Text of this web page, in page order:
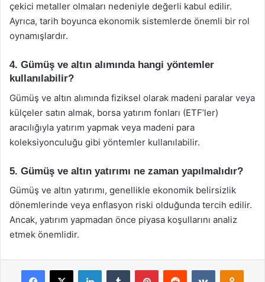
çekici metaller olmaları nedeniyle değerli kabul edilir.
Ayrıca, tarih boyunca ekonomik sistemlerde önemli bir rol
oynamışlardır.
4. Gümüş ve altın alımında hangi yöntemler
kullanılabilir?
Gümüş ve altın alımında fiziksel olarak madeni paralar veya
külçeler satın almak, borsa yatırım fonları (ETF’ler)
aracılığıyla yatırım yapmak veya madeni para
koleksiyonculuğu gibi yöntemler kullanılabilir.
5. Gümüş ve altın yatırımı ne zaman yapılmalıdır?
Gümüş ve altın yatırımı, genellikle ekonomik belirsizlik
dönemlerinde veya enflasyon riski olduğunda tercih edilir.
Ancak, yatırım yapmadan önce piyasa koşullarını analiz
etmek önemlidir.
Facebook
X LinkedInTumblr PinterestReddit VKontakte